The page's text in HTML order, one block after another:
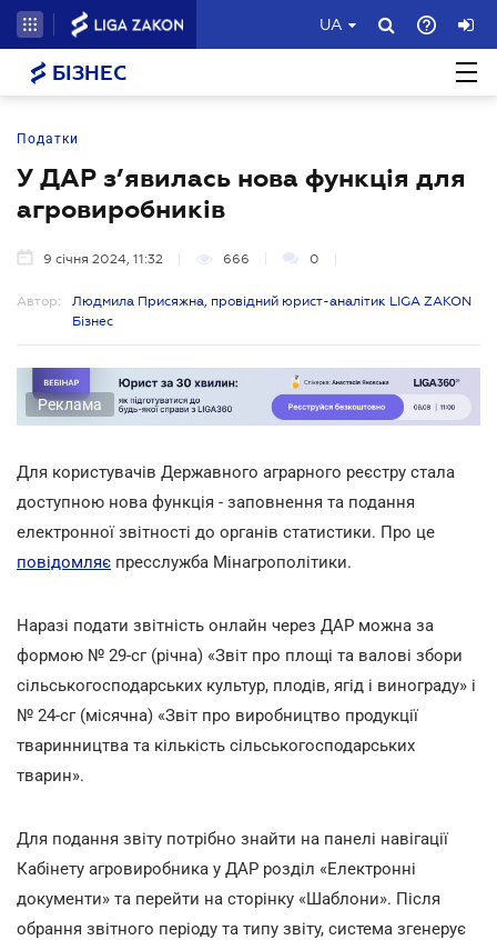
UA
БІЗНЕС
Податки
У ДАР з’явилась нова функція для
агровиробників
9 січня 2024, 11:32 666 0
Автор:
Людмила Присяжна, провідний юрист-аналітик LIGA ZAKON
Бізнес
Реклама
Для користувачів Державного аграрного реєстру стала
доступною нова функція - заповнення та подання
електронної звітності до органів статистики. Про це
повідомляє пресслужба Мінагрополітики.
Наразі подати звітність онлайн через ДАР можна за
формою № 29-сг (річна) «Звіт про площі та валові збори
сільськогосподарських культур, плодів, ягід і винограду» і
№ 24-сг (місячна) «Звіт про виробництво продукції
тваринництва та кількість сільськогосподарських
тварин».
Для подання звіту потрібно знайти на панелі навігації
Кабінету агровиробника у ДАР розділ «Електронні
документи» та перейти на сторінку «Шаблони». Після
обрання звітного періоду та типу звіту, система згенерує